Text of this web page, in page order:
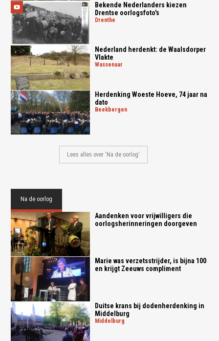
Bekende Nederlanders kiezen
Drentse oorlogsfoto's
drenthe
Nederland herdenkt: de Waalsdorper
Vlakte
wassenaar
Herdenking Woeste Hoeve, 74 jaar na
dato
beekbergen
Lees alles over 'Na de oorlog'
Na de oorlog
Aandenken voor vrijwilligers die
oorlogsherinneringen doorgeven
Marie was verzetsstrijder, is bijna 100
en krijgt Zeeuws compliment
Duitse krans bij dodenherdenking in
Middelburg
middelburg